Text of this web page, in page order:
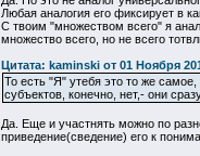
Любая аналогия его фиксирует в
С твоим "множеством всего" я
множество всего, но не всего
Цитата: kaminski от 01 Ноября
То есть "Я" утебя это то же
субъектов, конечно, нет,- они
Да. Еще и участнять можно по
приведение(сведение) его к